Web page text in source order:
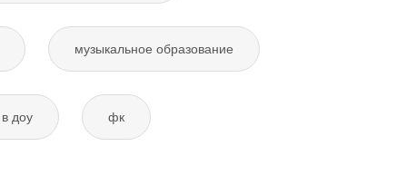
музыкальное образование
доу фк